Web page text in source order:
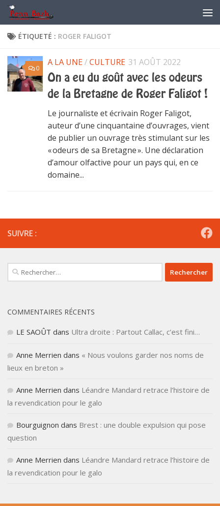
Skip to content
ÉTIQUETÉ : ROGER FALIGOT
0
A LA UNE/CULTURE 31 AOÛT 2022
On a eu du goût avec les odeurs
de la Bretagne de Roger Faligot !
Le journaliste et écrivain Roger Faligot,
auteur d’une cinquantaine d’ouvrages, vient
de publier un ouvrage très stimulant sur les
« odeurs de sa Bretagne ». Une déclaration
d’amour olfactive pour un pays qui, en ce
domaine...
SUIVRE :
Rechercher :
COMMENTAIRES RÉCENTS
LE SAOÛT dans Ultra droite : Partout Callac, c’est fini…
Anne Merrien dans « Nous voulons garder nos noms de
lieux en breton »
Anne Merrien dans Léandre Mandard retrace l’histoire de
la revendication pour le galo
Bourguignon dans Brest : une double expulsion qui pose
question
Anne Merrien dans Léandre Mandard retrace l’histoire de
la revendication pour le galo